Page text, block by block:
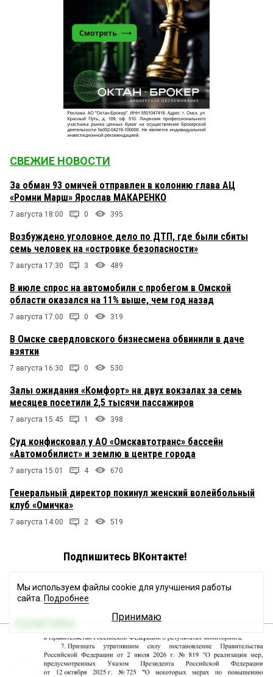
СВЕЖИЕ НОВОСТИ
За обман 93 омичей отправлен в колонию глава АЦ
«Ромни Марш» Ярослав МАКАРЕНКО
7 августа 18:00 0 395
Возбуждено уголовное дело по ДТП, где были сбиты
семь человек на «островке безопасности»
7 августа 17:30 3 489
В июле спрос на автомобили с пробегом в Омской
области оказался на 11% выше, чем год назад
7 августа 17:00 0 319
В Омске свердловского бизнесмена обвинили в даче
взятки
7 августа 16:30 0 530
Залы ожидания «Комфорт» на двух вокзалах за семь
месяцев посетили 2,5 тысячи пассажиров
7 августа 15:45 1 398
Суд конфисковал у АО «Омскавтотранс» бассейн
«Автомобилист» и землю в центре города
7 августа 15:01 4 670
Генеральный директор покинул женский волейбольный
клуб «Омичка»
7 августа 14:00 2 519
Подпишитесь ВКонтакте!
Мы используем файлы cookie для улучшения работы
сайта. Подробнее
Принимаю